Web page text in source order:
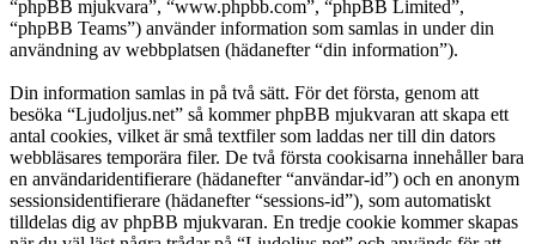
“phpBB mjukvara”, “www.phpbb.com”, “phpBB Limited”,
“phpBB Teams”) använder information som samlas in under din
användning av webbplatsen (hädanefter “din information”).
Din information samlas in på två sätt. För det första, genom att
besöka “Ljudoljus.net” så kommer phpBB mjukvaran att skapa ett
antal cookies, vilket är små textfiler som laddas ner till din dators
webbläsares temporära filer. De två första cookisarna innehåller bara
en användaridentifierare (hädanefter “användar-id”) och en anonym
sessionsidentifierare (hädanefter “sessions-id”), som automatiskt
tilldelas dig av phpBB mjukvaran. En tredje cookie kommer skapas